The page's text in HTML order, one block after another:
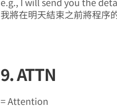
我將在明天結束之前將程序
9. ATTN
= Attention